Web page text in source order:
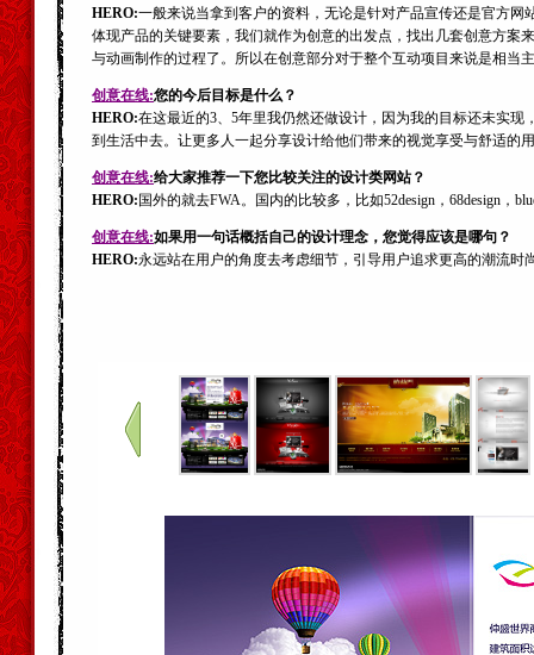
HERO:一般来说当拿到客户的资料，无论是针对产品宣传还是官方
体现产品的关键要素，我们就作为创意的出发点，找出几套创意方案
与动画制作的过程了。所以在创意部分对于整个互动项目来说是相当
创意在线:您的今后目标是什么？
HERO:在这最近的3、5年里我仍然还做设计，因为我的目标还未实
到生活中去。让更多人一起分享设计给他们带来的视觉享受与舒适的
创意在线:给大家推荐一下您比较关注的设计类网站？
HERO: 国外的就去FWA。国内的比较多，比如52design，68design
创意在线:如果用一句话概括自己的设计理念，您觉得应该是哪句？
HERO:永远站在用户的角度去考虑细节，引导用户追求更高的潮流时